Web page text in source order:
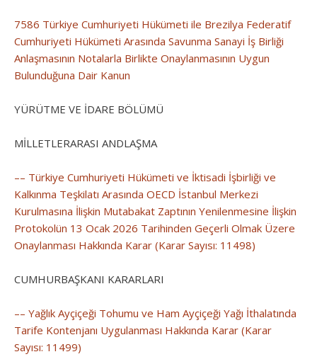
7586 Türkiye Cumhuriyeti Hükümeti ile Brezilya Federatif
Cumhuriyeti Hükümeti Arasında Savunma Sanayi İş Birliği
Anlaşmasının Notalarla Birlikte Onaylanmasının Uygun
Bulunduğuna Dair Kanun
YÜRÜTME VE İDARE BÖLÜMÜ
MİLLETLERARASI ANDLAŞMA
–– Türkiye Cumhuriyeti Hükümeti ve İktisadi İşbirliği ve
Kalkınma Teşkilatı Arasında OECD İstanbul Merkezi
Kurulmasına İlişkin Mutabakat Zaptının Yenilenmesine İlişkin
Protokolün 13 Ocak 2026 Tarihinden Geçerli Olmak Üzere
Onaylanması Hakkında Karar (Karar Sayısı: 11498)
CUMHURBAŞKANI KARARLARI
–– Yağlık Ayçiçeği Tohumu ve Ham Ayçiçeği Yağı İthalatında
Tarife Kontenjanı Uygulanması Hakkında Karar (Karar
Sayısı: 11499)